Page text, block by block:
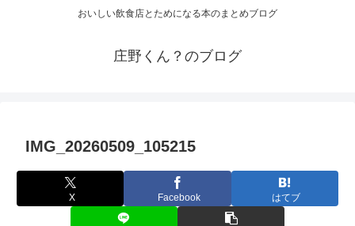
おいしい飲食店とためになる本のまとめブログ
庄野くん？のブログ
IMG_20260509_105215
X Facebook はてブ